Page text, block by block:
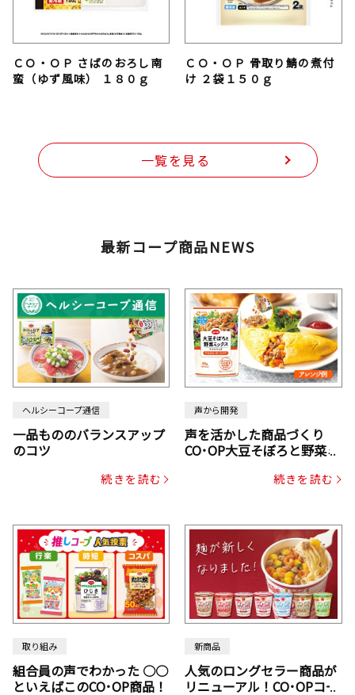
ＣＯ・ＯＰ さばのおろし南
蛮（ゆず風味） １８０ｇ
ＣＯ・ＯＰ 骨取り鯖の煮付
け ２袋１５０ｇ
一覧を見る
最新コープ商品NEWS
ヘルシーコープ通信
一品もののバランスアップ
のコツ
続きを読む
声から開発
声を活かした商品づくり
CO･OP大豆そぼろと野菜ミ
じん・コーン入り）続きを読む
取り組み
組合員の声でわかった ○○
といえばこのCO･OP商品！
新商品
人気のロングセラー商品が
リニューアル！CO･OPコー